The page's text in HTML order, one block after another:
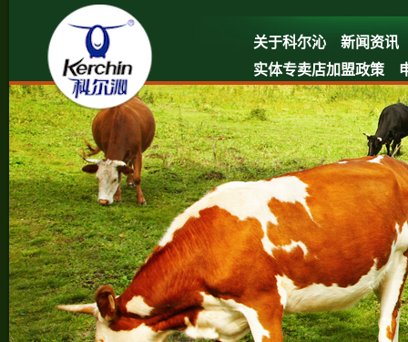
关于科尔沁
新闻资讯
实体专卖店加盟政策